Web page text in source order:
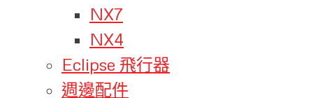
NX7
NX4
Eclipse 飛行器
週邊配件